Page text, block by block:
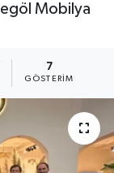
Mobilya
7
GÖSTERIM